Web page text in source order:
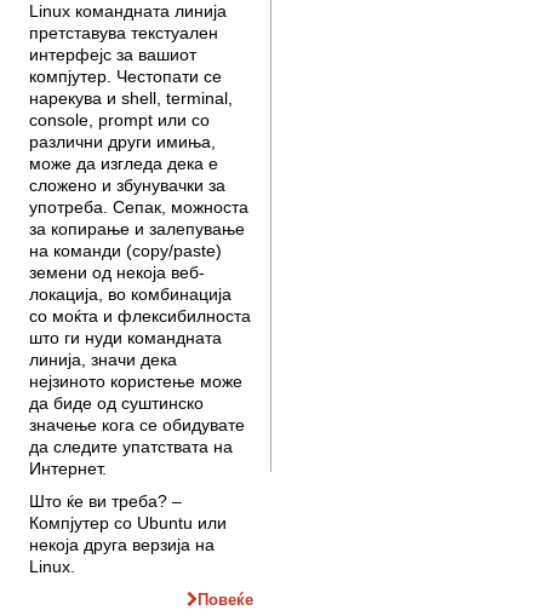
Linux командната линија
претставува тексту­ален
интерфејс за вашиот
компјутер. Честопати се
нарекува и shell, terminal,
console, prompt или со
различни други имиња,
може да изгледа дека е
сложено и збуну­вачки за
употреба. Сепак, можноста
за копирање и залепување
на команди (copy/paste)
земени од некоја веб-
локација, во комбинација
со моќта и флексибилноста
што ги нуди командната
линија, значи дека
нејзиното користење може
да биде од суш­тинско
значење кога се обидувате
да сле­ди­те упатствата на
Интернет.
Што ќе ви треба? –
Компјутер со Ubuntu или
некоја друга верзија на
Linux.
Повеќе